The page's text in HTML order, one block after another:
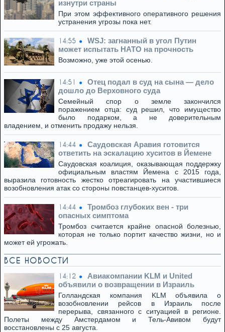
изнутри страны
При этом эффективного оперативного решения
устранения угрозы пока нет.
14:55
WSJ: загнанный в угол Путин
может испытать НАТО на прочность
Возможно, уже этой осенью.
14:51
Отец подал в суд на сына — дело
дошло до Верховного суда
Семейный спор о земле закончился
поражением отца: суд решил, что имущество
было подарком, а не доверительным
владением, и отменить продажу нельзя.
14:44
Саудовская Аравия готовится
ответить на эскалацию хуситов в Йемене
Саудовская коалиция, оказывающая поддержку
официальным властям Йемена с 2015 года,
выразила готовность жестко отреагировать на участившиеся
возобновления атак со стороны повстанцев-хуситов.
14:44
Тромбоз глубоких вен - три
опасных симптома
Тромбоз считается крайне опасной болезнью,
которая не только портит качество жизни, но и
может ей угрожать.
ВСЕ НОВОСТИ
14:12
Авиакомпании KLM и United
объявили о возвращении в Израиль
Голландская компания KLM объявила о
возобновлении рейсов в Израиль после
перерыва, связанного с ситуацией в регионе.
Полеты между Амстердамом и Тель-Авивом будут
восстановлены с 25 августа.